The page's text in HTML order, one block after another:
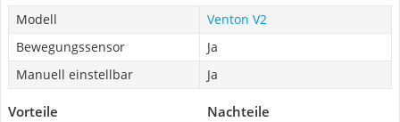
Modell
Venton V2
Bewegungssensor
Ja
Manuell einstellbar
Ja
Vorteile Nachteile